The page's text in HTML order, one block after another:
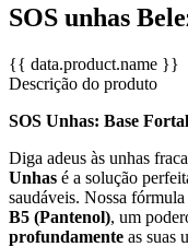
SOS unhas
{{ data.product.name }}
Descrição do produto
SOS Unhas: Base
Diga adeus às unhas
Unhas é a solução
saudáveis. Nossa
B5 (Pantenol), um
profundamente as suas